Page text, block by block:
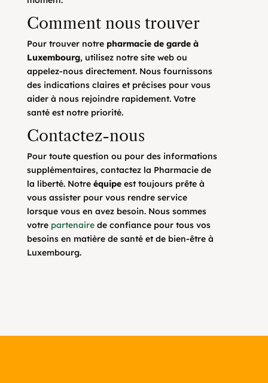
Comment nous trouver
Pour trouver notre pharmacie de garde à
Luxembourg, utilisez notre site web ou
appelez-nous directement. Nous fournissons
des indications claires et précises pour vous
aider à nous rejoindre rapidement. Votre
santé est notre priorité.
Contactez-nous
Pour toute question ou pour des informations
supplémentaires, contactez la Pharmacie de
la liberté. Notre équipeest toujours prête à
vous assister pour vous rendre service
lorsque vous en avez besoin. Nous sommes
votre partenairede confiance pour tous vos
besoins en matière de santé et de bien-être à
Luxembourg.